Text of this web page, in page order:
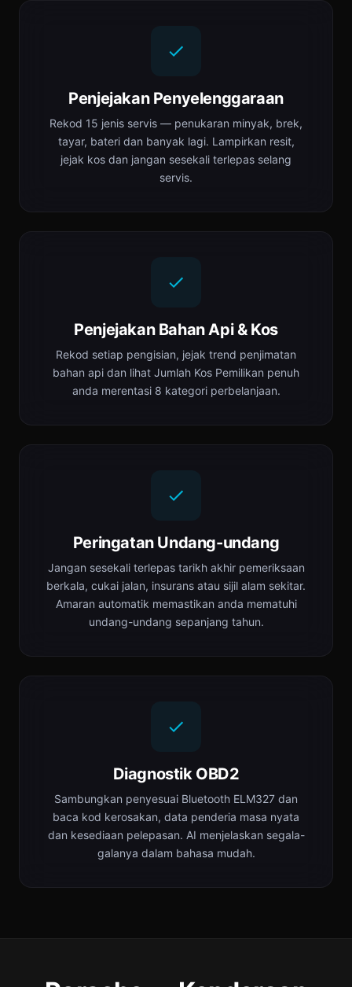
Penjejakan Penyelenggaraan
Rekod 15 jenis servis — penukaran minyak, brek,
tayar, bateri dan banyak lagi. Lampirkan resit,
jejak kos dan jangan sesekali terlepas selang
servis.
Penjejakan Bahan Api & Kos
Rekod setiap pengisian, jejak trend penjimatan
bahan api dan lihat Jumlah Kos Pemilikan penuh
anda merentasi 8 kategori perbelanjaan.
Peringatan Undang-undang
Jangan sesekali terlepas tarikh akhir pemeriksaan
berkala, cukai jalan, insurans atau sijil alam sekitar.
Amaran automatik memastikan anda mematuhi
undang-undang sepanjang tahun.
Diagnostik OBD2
Sambungkan penyesuai Bluetooth ELM327 dan
baca kod kerosakan, data penderia masa nyata
dan kesediaan pelepasan. AI menjelaskan segala-
galanya dalam bahasa mudah.